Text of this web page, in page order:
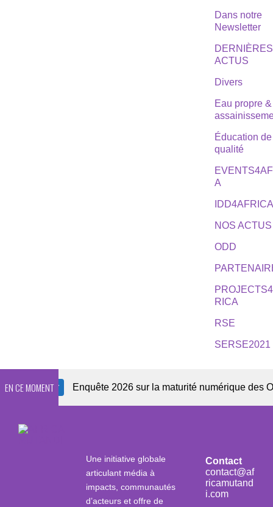
Dans notre
Newsletter
DERNIÈRES
ACTUS
Divers
Eau propre &
Éducation de
qualité
A
NOS ACTUS
ODD
RICA
RSE
SERSE2021
EN CE MOMENTEnquête 2026 sur la maturité numérique des OSC
Une initiative globale
articulant média à
impacts, communautés
d’acteurs et offre de
Contact
contact@af
ricamutand
i.com